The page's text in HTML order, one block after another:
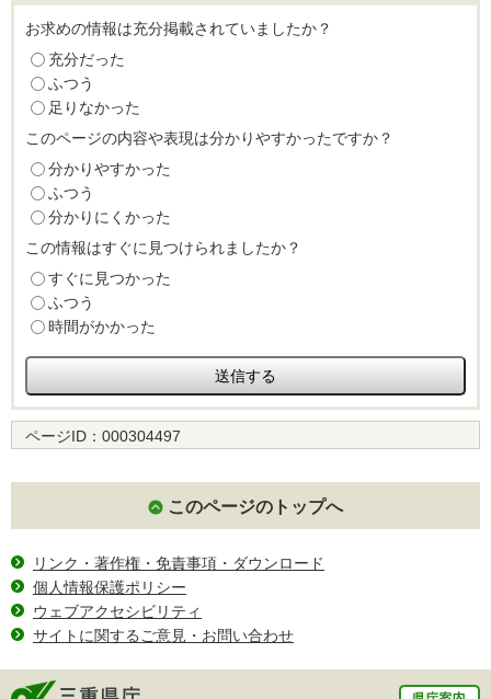
お求めの情報は充分掲載されていましたか？
充分だった
ふつう
足りなかった
このページの内容や表現は分かりやすかったですか？
分かりやすかった
ふつう
分かりにくかった
この情報はすぐに見つけられましたか？
すぐに見つかった
ふつう
時間がかかった
ページID： 000304497
このページのトップへ
リンク・著作権・免責事項・ダウンロード
個人情報保護ポリシー
ウェブアクセシビリティ
サイトに関するご意見・お問い合わせ